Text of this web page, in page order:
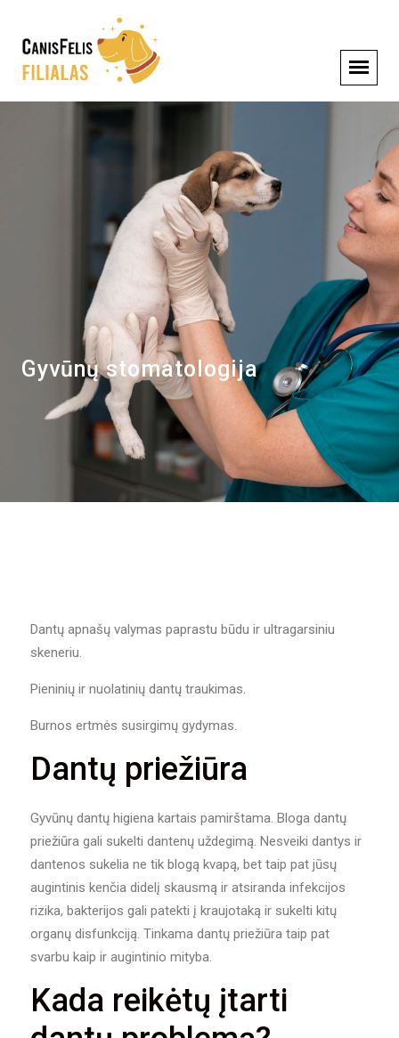
Gyvūnų stomatologija
Dantų apnašų valymas paprastu būdu ir ultragarsiniu
skeneriu.
Pieninių ir nuolatinių dantų traukimas.
Burnos ertmės susirgimų gydymas.
Dantų priežiūra
Gyvūnų dantų higiena kartais pamirštama. Bloga dantų
priežiūra gali sukelti dantenų uždegimą. Nesveiki dantys ir
dantenos sukelia ne tik blogą kvapą, bet taip pat jūsų
augintinis kenčia didelį skausmą ir atsiranda infekcijos
rizika, bakterijos gali patekti į kraujotaką ir sukelti kitų
organų disfunkciją. Tinkama dantų priežiūra taip pat
svarbu kaip ir augintinio mityba.
Kada reikėtų įtarti